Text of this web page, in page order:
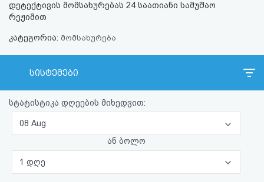
ფოსტა
კითხვა-
პასუხი
ავტორიზაცია
რეგისტრაცია
პაროლის
დეტექტივის მომსახურებას 24 საათიანი სამუშაო
რეჟიმით
კატეგორია: მომსახურება
სისტემები
სტატისტიკა დღეების მიხედვით:
08 Aug
ან ბოლო
1 დღე